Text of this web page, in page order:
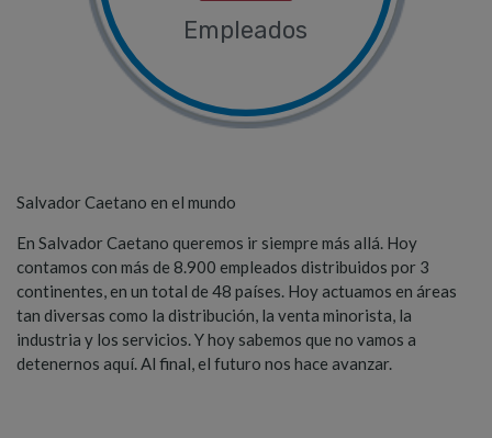
Empleados
Salvador Caetano en el mundo
En Salvador Caetano queremos ir siempre más allá. Hoy
contamos con más de 8.900 empleados distribuidos por 3
continentes, en un total de 48 países. Hoy actuamos en áreas
tan diversas como la distribución, la venta minorista, la
industria y los servicios. Y hoy sabemos que no vamos a
detenernos aquí. Al final, el futuro nos hace avanzar.